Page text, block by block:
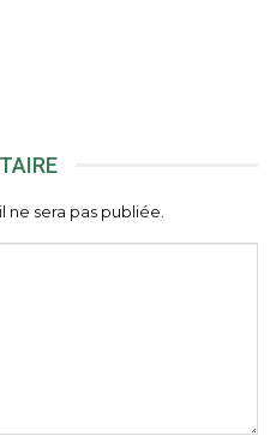
sera pas publiée.